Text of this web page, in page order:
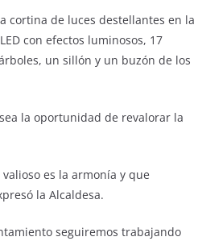
cortina de luces destellantes en la
con efectos luminosos, 17
un sillón y un buzón de los
la oportunidad de revalorar la
es la armonía y que
la Alcaldesa.
seguiremos trabajando